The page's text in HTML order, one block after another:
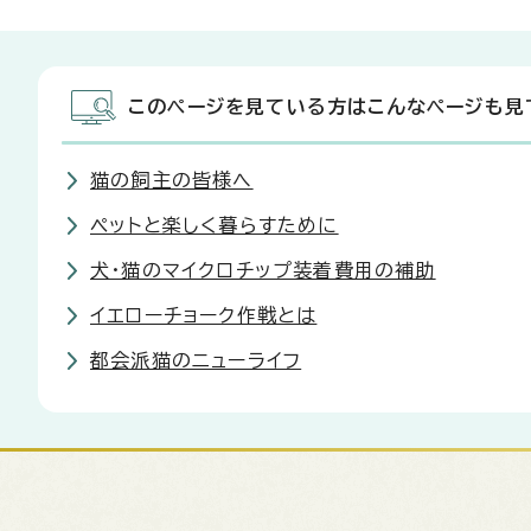
このページを見ている方はこんなページも見
猫の飼主の皆様へ
ペットと楽しく暮らすために
犬・猫のマイクロチップ装着費用の補助
イエローチョーク作戦とは
都会派猫のニューライフ